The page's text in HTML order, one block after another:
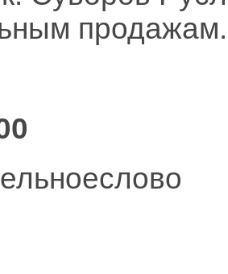
продажам.